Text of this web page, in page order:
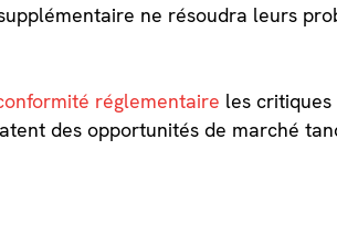
ne résoudra leurs
réglementaire les
des opportunités de marché